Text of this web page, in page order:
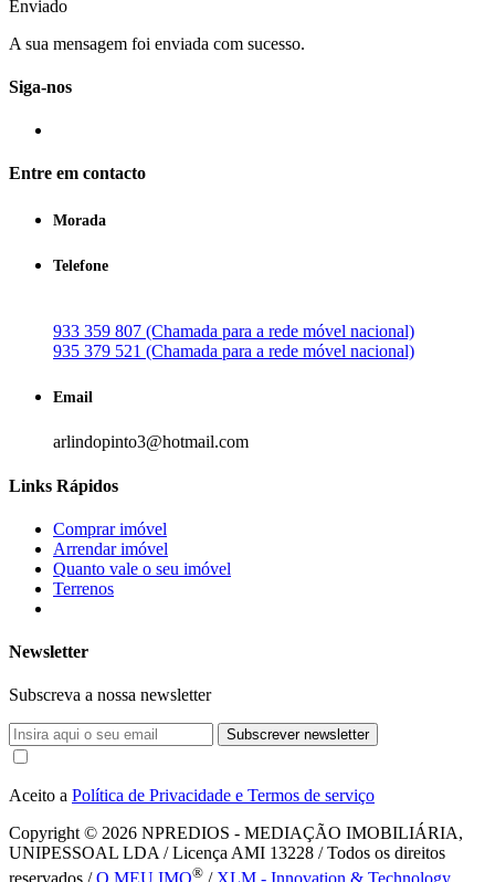
Enviado
A sua mensagem foi enviada com sucesso.
Siga-nos
Entre em contacto
Morada
Telefone
933 359 807 (Chamada para a rede móvel nacional)
935 379 521 (Chamada para a rede móvel nacional)
Email
arlindopinto3@hotmail.com
Links Rápidos
Comprar imóvel
Arrendar imóvel
Quanto vale o seu imóvel
Terrenos
Newsletter
Subscreva a nossa newsletter
Subscrever newsletter
Aceito a Política de Privacidade e Termos de serviço
Copyright © 2026 NPREDIOS - MEDIAÇÃO IMOBILIÁRIA,
UNIPESSOAL LDA / Licença AMI 13228 / Todos os direitos
reservados /O MEU IMO® / XLM - Innovation & Technology